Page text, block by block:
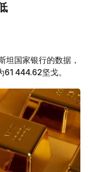
坦国家银行的数据，
444.62坚戈。